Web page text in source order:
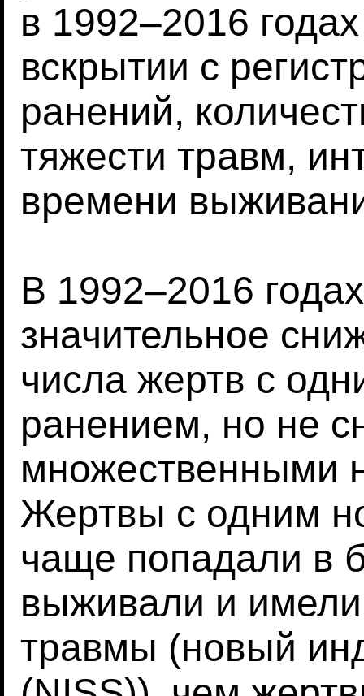
в 1992–2016
вскрытии с
ранений,
тяжести травм,
времени
В 1992–2016
значительное
числа жертв с
ранением, но не
множественными
Жертвы с одним
чаще попадали в
выживали и
травмы (новый